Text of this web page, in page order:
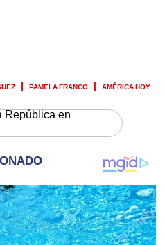
PAMELA FRANCO AMÉRICA HOY
República en